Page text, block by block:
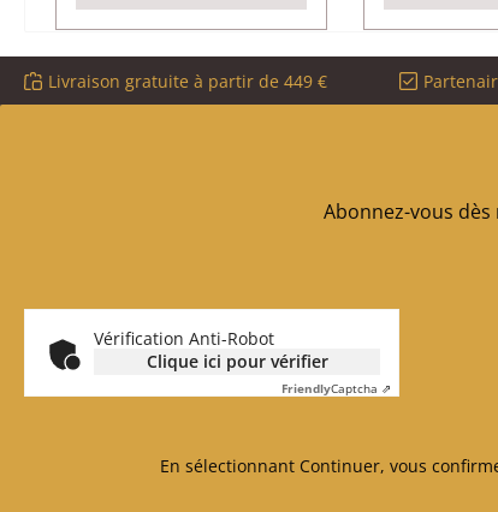
Livraison gratuite à partir de 449 €
Abonnez-vous
Vérification Anti-Robot
Clique ici pour vérifier
FriendlyCaptcha ⇗
En sélectionnant Continuer, vous